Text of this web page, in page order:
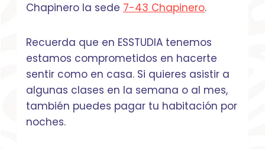
Chapinero la sede 7-43 Chapinero.
Recuerda que en ESSTUDIA tenemos
estamos comprometidos en hacerte
sentir como en casa. Si quieres asistir a
algunas clases en la semana o al mes,
también puedes pagar tu habitación por
noches.